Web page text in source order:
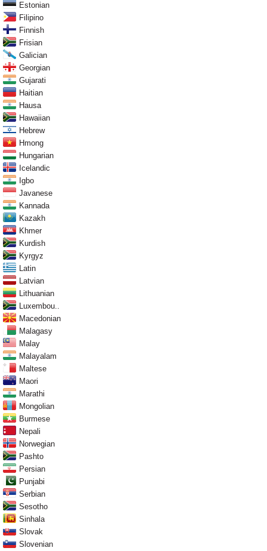
Estonian
Filipino
Finnish
Frisian
Galician
Georgian
Gujarati
Haitian
Hausa
Hawaiian
Hebrew
Hmong
Hungarian
Icelandic
Igbo
Javanese
Kannada
Kazakh
Khmer
Kurdish
Kyrgyz
Latin
Latvian
Lithuanian
Luxembou..
Macedonian
Malagasy
Malay
Malayalam
Maltese
Maori
Marathi
Mongolian
Burmese
Nepali
Norwegian
Pashto
Persian
Punjabi
Serbian
Sesotho
Sinhala
Slovak
Slovenian